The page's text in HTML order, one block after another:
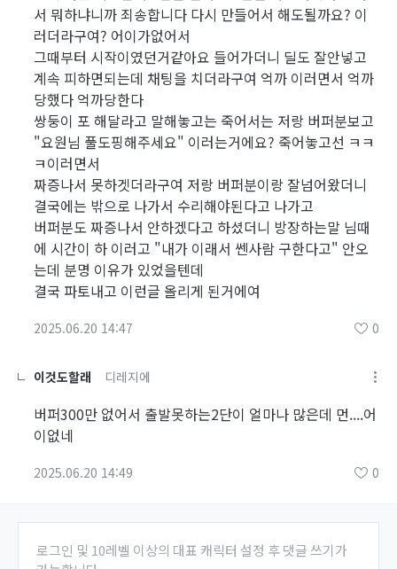
서 뭐하냐니까 죄송합니다 다시 만들어서 해도될까요? 이
러더라구여? 어이가없어서
그때부터 시작이였던거같아요 들어가더니 딜도 잘안넣고
계속 피하면되는데 채팅을 치더라구여 억까 이러면서 억까
당했다 억까당한다
쌍둥이 포 해달라고 말해놓고는 죽어서는 저랑 버퍼분보고
"요원님 풀도핑해주세요" 이러는거에요? 죽어놓고선 ㅋㅋ
ㅋ이러면서
짜증나서 못하겟더라구여 저랑 버퍼분이랑 잘넘어왔더니
결국에는 밖으로 나가서 수리해야된다고 나가고
버퍼분도 짜증나서 안하겠다고 하셨더니 방장하는말 님때
에 시간이 하 이러고 "내가 이래서 쎈사람 구한다고" 안오
는데 분명 이유가 있었을텐데
결국 파토내고 이런글 올리게 된거에여
2025.06.20 14:47 0
이것도할래 디레지에
버퍼300만 없어서 출발못하는2단이 얼마나 많은데 먼....어
이없네
2025.06.20 14:49 0
로그인 및 10레벨 이상의 대표 캐릭터 설정 후 댓글 쓰기가